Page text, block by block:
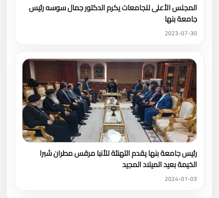
المجلس الأعلى للجامعات يكرم الدكتور جمال سوسه رئيس
جامعة بنها
2023-07-30
رئيس جامعة بنها يقدم التهنئة للأنبا مرقس مطران شبرا
الخيمة بعيد الميلاد المجيد
2024-01-03